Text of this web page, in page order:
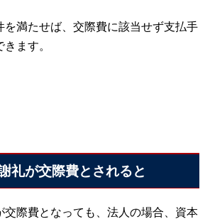
を満たせば、交際費に該当せず支払手
ます。
礼が交際費とされると
交際費となっても、法人の場合、資本